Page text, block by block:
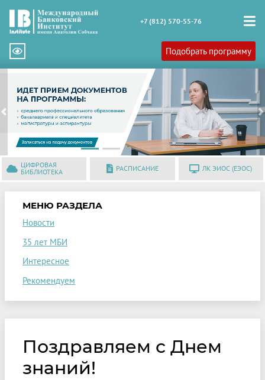
+7 (812) 570-55-76
Подобрать программу
Previous
ЦИФРОВАЯ
БИБЛИОТЕКА
РАСПИСАНИЕ ЛК ЭИОС (ЕЭОС)
МЕНЮ РАЗДЕЛА
Новости
35 лет МБИ
Интересное
Рекомендуем
Поздравляем с Днем
знаний!